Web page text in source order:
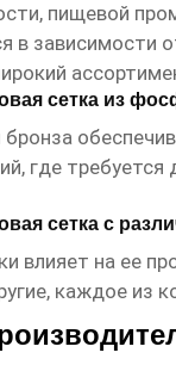
пищевой
в
сетка из
где
сетка с
влияет на ее
каждое из